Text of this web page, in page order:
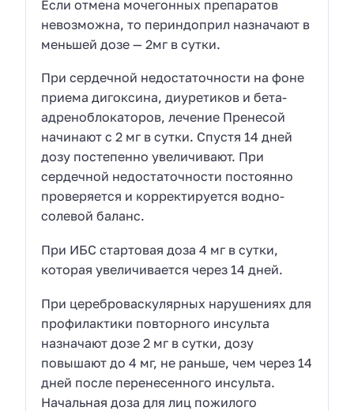
Если отмена мочегонных препаратов
невозможна, то периндоприл назначают в
меньшей дозе — 2мг в сутки.
При сердечной недостаточности на фоне
приема дигоксина, диуретиков и бета-
адреноблокаторов, лечение Пренесой
начинают с 2 мг в сутки. Спустя 14 дней
дозу постепенно увеличивают. При
сердечной недостаточности постоянно
проверяется и корректируется водно-
солевой баланс.
При ИБС стартовая доза 4 мг в сутки,
которая увеличивается через 14 дней.
При цереброваскулярных нарушениях для
профилактики повторного инсульта
назначают дозе 2 мг в сутки, дозу
повышают до 4 мг, не раньше, чем через 14
дней после перенесенного инсульта.
Начальная доза для лиц пожилого